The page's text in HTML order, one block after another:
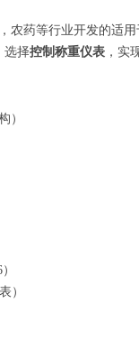
农药等行业开发的适
选择控制称重仪表 ，实
）
）